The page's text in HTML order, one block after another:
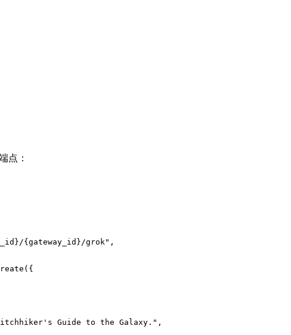
点：
{gateway_id}/grok" ,
( {
Guide to the Galaxy." ,